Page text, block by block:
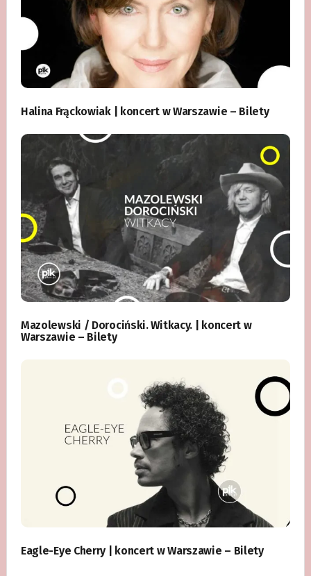
Halina Frąckowiak | koncert w Warszawie – Bilety
Mazolewski / Dorociński. Witkacy. | koncert w
Warszawie – Bilety
Eagle-Eye Cherry | koncert w Warszawie – Bilety